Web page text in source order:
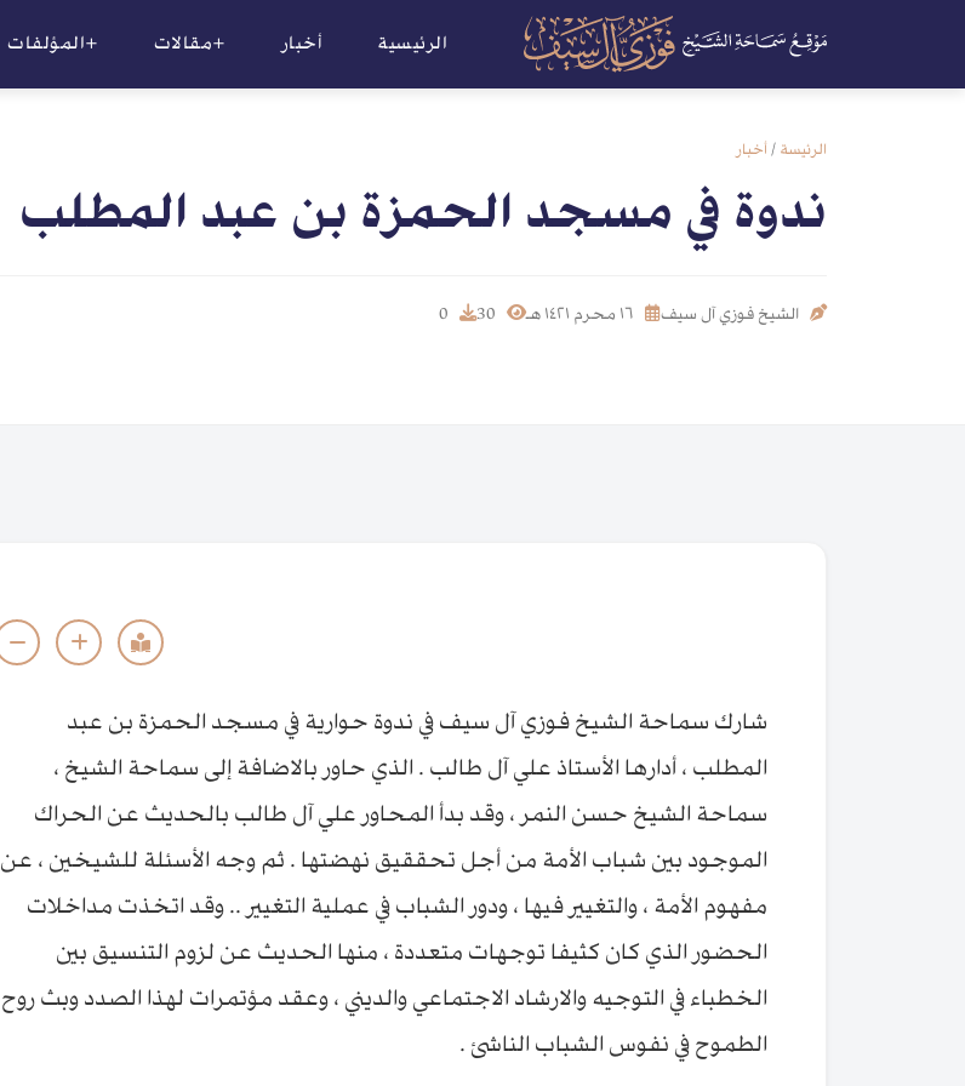
الرئيسية أخبار +مقالات +المؤلفات
الرئيسة /أخبار
ندوة في مسجد الحمزة بن عبد المطلب
الشيخ فوزي آل سيف
شارك سماحة الشيخ فوزي آل سيف في ندوة حوارية في مسجد الحمزة بن عبد
المطلب ، أدارها الأستاذ علي آل طالب . الذي حاور بالاضافة إلى سماحة الشيخ ،
سماحة الشيخ حسن النمر ، وقد بدأ المحاور علي آل طالب بالحديث عن الحراك
الموجود بين شباب الأمة من أجل تحققيق نهضتها . ثم وجه الأسئلة للشيخين ، عن
مفهوم الأمة ، والتغيير فيها ، ودور الشباب في عملية التغيير .. وقد اتخذت مداخلات
الحضور الذي كان كثيفا توجهات متعددة ، منها الحديث عن لزوم التنسيق بين
الخطباء في التوجيه والارشاد الاجتماعي والديني ، وعقد مؤتمرات لهذا الصدد وبث روح
الطموح في نفوس الشباب الناشئ .